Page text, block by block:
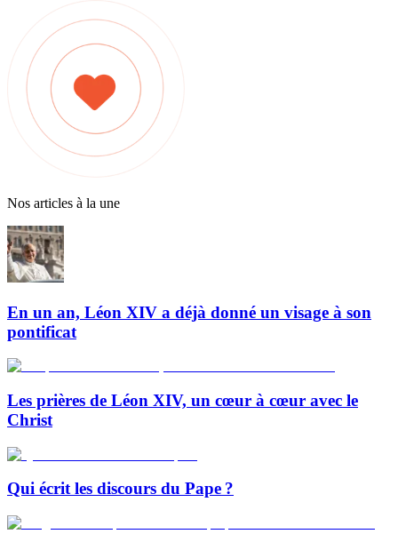
Nos articles à la une
En un an, Léon XIV a déjà donné un visage à son
pontificat
Les prières de Léon XIV, un cœur à cœur avec le
Christ
Qui écrit les discours du Pape ?